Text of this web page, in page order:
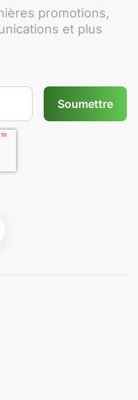
promotions,
et plus